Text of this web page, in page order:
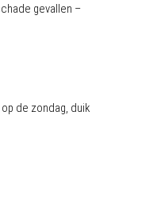
gevallen –
de zondag, duik